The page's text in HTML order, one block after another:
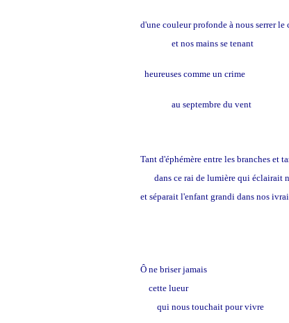
d'une couleur profonde à nous serrer
et nos mains se tenant
heureuses comme un crime
au septembre du vent
Tant d'éphémère entre les branches et
dans ce rai de lumière qui éclairait
et séparait l'enfant grandi dans nos
Ô ne briser jamais
cette lueur
qui nous touchait pour vivre